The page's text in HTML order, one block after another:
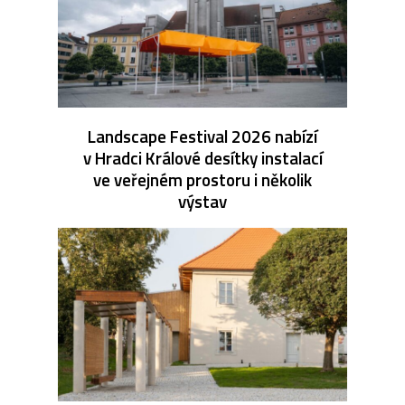
Landscape Festival 2026 nabízí
v Hradci Králové desítky instalací
ve veřejném prostoru i několik
výstav